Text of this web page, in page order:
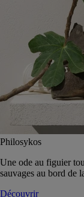
Philosykos
Une ode au figuier
sauvages au bord de
Découvrir